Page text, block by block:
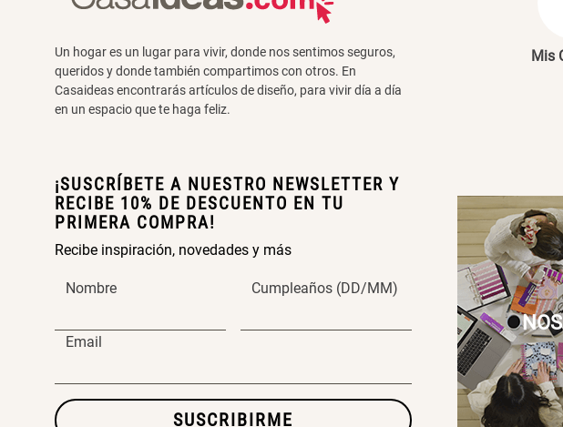
Un hogar es un lugar para vivir, donde nos sentimos seguros,
queridos y donde también compartimos con otros. En
Casaideas encontrarás artículos de diseño, para vivir día a día
en un espacio que te haga feliz.
¡SUSCRÍBETE A NUESTRO NEWSLETTER Y
RECIBE 10% DE DESCUENTO EN TU
PRIMERA COMPRA!
Recibe inspiración, novedades y más
Nombre Cumpleaños (DD/MM)
Email
SUSCRIBIRME
Mis